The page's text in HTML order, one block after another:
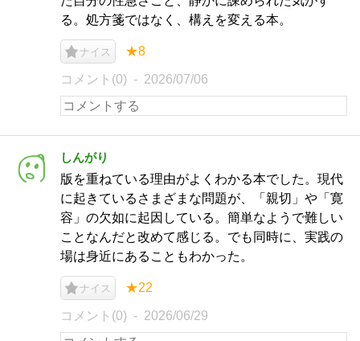
る。処方箋ではなく、構えを変える本。
ナイス ★8
コメント(0) 2026/07/06
しんがり
版を重ねている理由がよくわかる本でした。現代
に起きているさまざまな問題が、「親切」や「寛
容」の欠如に起因している。簡単なようで難しい
ことなんだと改めて感じる。でも同時に、実践の
場は身近にあることもわかった。
ナイス ★22
コメント(0) 2026/06/29